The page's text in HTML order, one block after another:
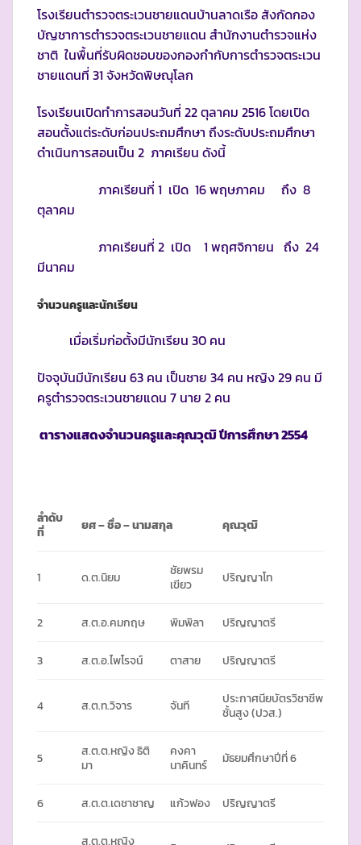
โรงเรียนตำรวจตระเวนชายแดนบ้านลาดเรือ สังกัดกอง
บัญชาการตำรวจตระเวนชายแดน สำนักงานตำรวจแห่ง
ชาติ ในพื้นที่รับผิดชอบของกองกำกับการตำรวจตระเวน
ชายแดนที่ 31 จังหวัดพิษณุโลก
โรงเรียนเปิดทำการสอนวันที่ 22 ตุลาคม 2516 โดยเปิด
สอนตั้งแต่ระดับก่อนประถมศึกษา ถึงระดับประถมศึกษา
ดำเนินการสอนเป็น 2 ภาคเรียน ดังนี้
ภาคเรียนที่ 1 เปิด 16 พฤษภาคม ถึง 8
ตุลาคม
ภาคเรียนที่ 2 เปิด 1 พฤศจิกายน ถึง 24
มีนาคม
จำนวนครูและนักเรียน
เมื่อเริ่มก่อตั้งมีนักเรียน 30 คน
ปัจจุบันมีนักเรียน 63 คน เป็นชาย 34 คน หญิง 29 คน มี
ครูตำรวจตระเวนชายแดน 7 นาย 2 คน
ตารางแสดงจำนวนครูและคุณวุฒิ ปีการศึกษา2554
ลำดับ
ที่
ยศ– ชื่อ – นามสกุล คุณวุฒิ
1 ด.ต.นิยม
ชัยพรม
เขียว
ปริญญาโท
2 ส.ต.อ.คมกฤษ พิมพิลา ปริญญาตรี
3 ส.ต.อ.ไพโรจน์ ตาสาย ปริญญาตรี
4 ส.ต.ท.วิจาร จันที
ประกาศนียบัตรวิชาชีพ
ชั้นสูง (ปวส.)
5
ส.ต.ต.หญิง ธิติ
มา
คงคา
นาคินทร์
มัธยมศึกษาปีที่ 6
6 ส.ต.ต.เดชาชาญ แก้วฟอง ปริญญาตรี
ส.ต.ต.หญิง